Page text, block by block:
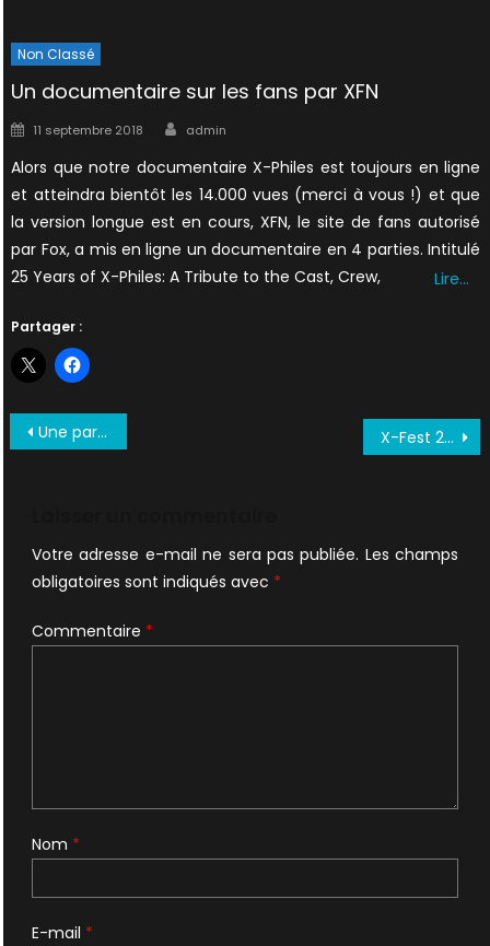
Non Classé
Un documentaire sur les fans par XFN
Posted
11 septembre 2018 Author
admin
Alors que notre documentaire X-Philes est toujours en ligne
et atteindra bientôt les 14.000 vues (merci à vous !) et que
la version longue est en cours, XFN, le site de fans autorisé
par Fox, a mis en ligne un documentaire en 4 parties. Intitulé
25 Years of X-Philes: A Tribute to the Cast, Crew,
Lire…
Partager :
Navigation
Une parodie X-Files française oubliée X-Fest 2019 : retour en images sur la convention X-Files
Votre adresse e-mail ne sera pas publiée. Les champs
obligatoires sont indiqués avec *
Commentaire *
Nom *
E-mail *